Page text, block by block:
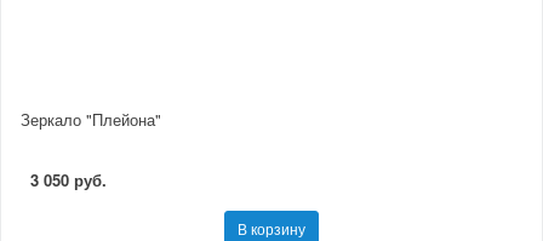
Зеркало "Плейона"
3 050 руб.
В корзину